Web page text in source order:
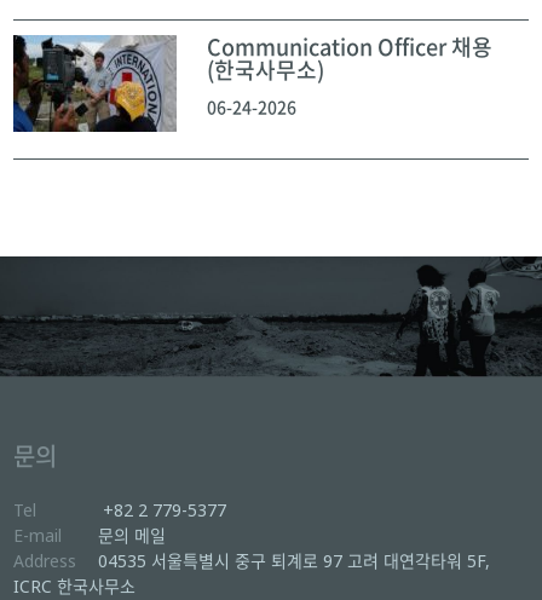
Communication Officer 채용
(한국사무소)
06-24-2026
문의
Tel
+82 2 779-5377
E-mail
문의 메일
Address
04535 서울특별시 중구 퇴계로 97 고려 대연각타워 5F,
ICRC 한국사무소